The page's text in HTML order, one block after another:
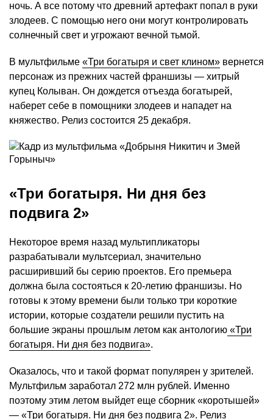
ночь. А все потому что древний артефакт попал в руки
злодеев. С помощью него они могут контролировать
солнечный свет и угрожают вечной тьмой.
В мультфильме «Три богатыря и свет клином» вернется
персонаж из прежних частей франшизы — хитрый
купец Колыван. Он дождется отъезда богатырей,
наберет себе в помощники злодеев и нападет на
княжество. Релиз состоится 25 декабря.
«Три богатыря. Ни дня без
подвига 2»
Некоторое время назад мультипликаторы
разрабатывали мультсериал, значительно
расширивший бы серию проектов. Его премьера
должна была состояться к 20-летию франшизы. Но
готовы к этому времени были только три короткие
истории, которые создатели решили пустить на
большие экраны прошлым летом как антологию «Три
богатыря. Ни дня без подвига».
Оказалось, что и такой формат популярен у зрителей.
Мультфильм заработал 272 млн рублей. Именно
поэтому этим летом выйдет еще сборник «коротышей»
— «Три богатыря. Ни дня без подвига 2». Релиз